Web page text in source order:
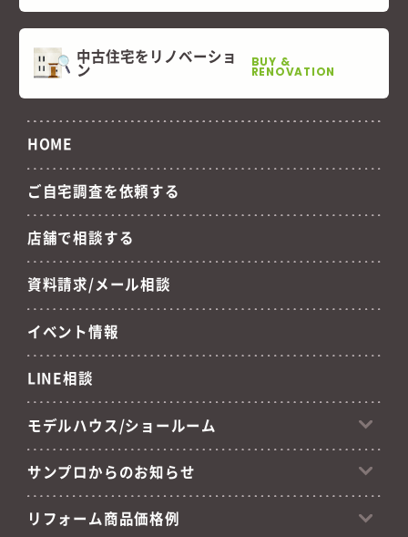
中古住宅をリノベーショ
ン BUY &
RENOVATION
HOME
ご自宅調査を依頼する
店舗で相談する
資料請求/メール相談
イベント情報
LINE相談
モデルハウス/ショールーム
サンプロからのお知らせ
リフォーム商品価格例